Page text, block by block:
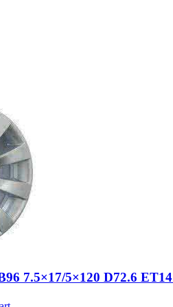
7.5×17/5×120 D72.6